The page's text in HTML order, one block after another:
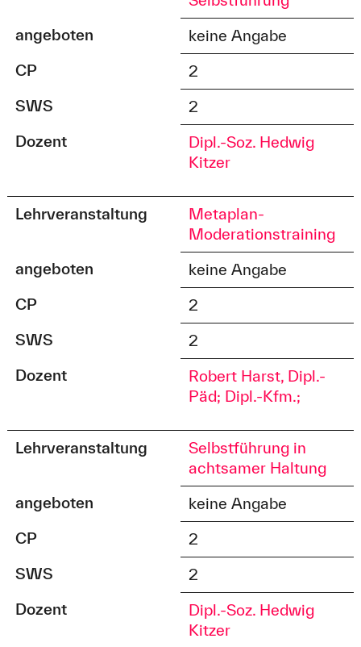
angeboten
keine Angabe
CP
2
SWS
2
Dozent
Dipl.-Soz. Hedwig
Kitzer
Lehrveranstaltung
Metaplan-
Moderationstraining
angeboten
keine Angabe
CP
2
SWS
2
Dozent
Robert Harst, Dipl.-
Päd; Dipl.-Kfm.;
Lehrveranstaltung
Selbstführung in
achtsamer Haltung
angeboten
keine Angabe
CP
2
SWS
2
Dozent
Dipl.-Soz. Hedwig
Kitzer